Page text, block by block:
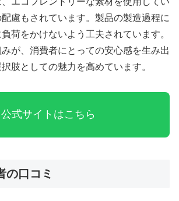
慮もされています。製品の製造過程に
荷をかけないよう工夫されています。
が、消費者にとっての安心感を生み出
肢としての魅力を高めています。
公式サイトはこちら
の口コミ